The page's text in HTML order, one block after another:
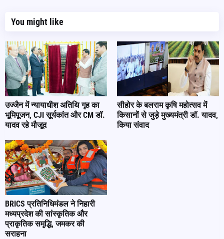
You might like
उज्जैन में न्यायाधीश अतिथि गृह का
भूमिपूजन, CJI सूर्यकांत और CM डॉ.
यादव रहे मौजूद
सीहोर के बलराम कृषि महोत्सव में
किसानों से जुड़े मुख्यमंत्री डॉ. यादव,
किया संवाद
BRICS प्रतिनिधिमंडल ने निहारी
मध्यप्रदेश की सांस्कृतिक और
प्राकृतिक समृद्धि, जमकर की
सराहना